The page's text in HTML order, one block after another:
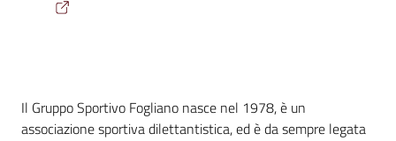
Il Gruppo Sportivo Fogliano nasce nel 1978, è un
associazione sportiva dilettantistica, ed è da sempre legata